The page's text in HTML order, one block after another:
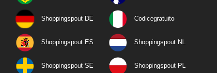
Shoppingspout DE Codicegratuito
Shoppingspout ES Shoppingspout NL
Shoppingspout SE Shoppingspout PL